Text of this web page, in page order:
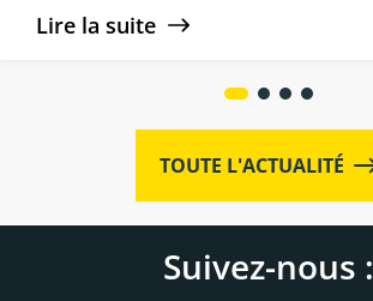
Lire la suite
TOUTE L'ACTUALITÉ
Suivez-nous :